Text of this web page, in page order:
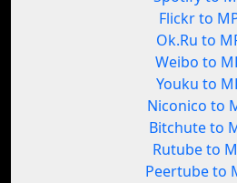
Flickr to
Ok.Ru to
Weibo to
Youku to
Niconico to
Bitchute to
Rutube to
Peertube to